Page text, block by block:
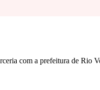
com a prefeitura de Rio